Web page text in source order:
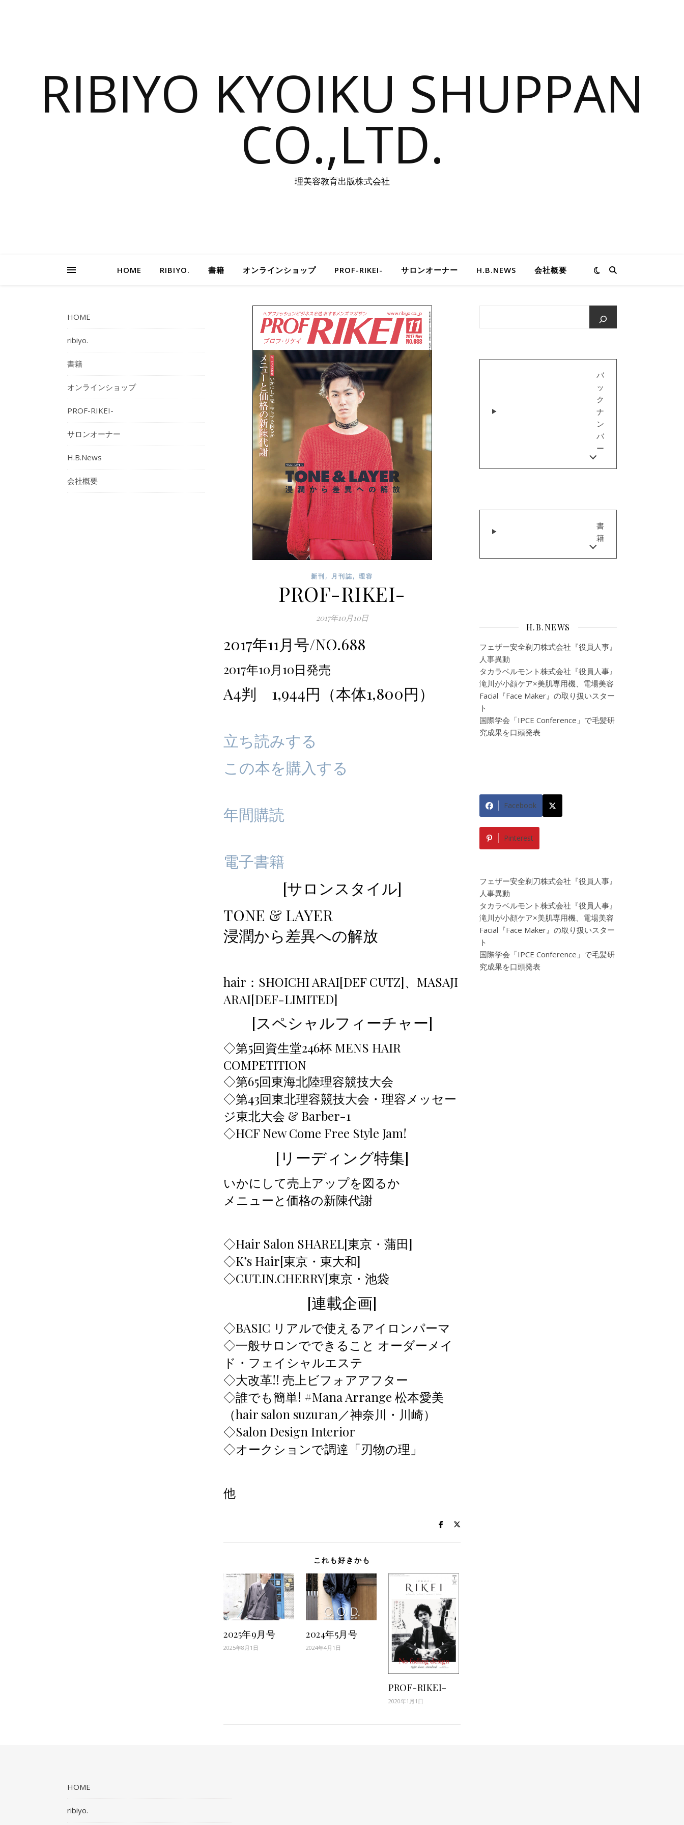
RIBIYO KYOIKU SHUPPAN
CO.,LTD.
理美容教育出版株式会社
HOME RIBIYO. 書籍 オンラインショップ PROF-RIKEI- サロンオーナー H.B.NEWS 会社概要
HOME
ribiyo.
書籍
オンラインショップ
PROF-RIKEI-
サロンオーナー
H.B.News
会社概要
新刊, 月刊誌, 理容
PROF-RIKEI-
2017年10月10日
2017年11月号/NO.688
2017年10月10日発売
A4判 1,944円（本体1,800円）
立ち読みする
この本を購入する
年間購読
電子書籍
[サロンスタイル]
TONE & LAYER
浸潤から差異への解放
hair：SHOICHI ARAI[DEF CUTZ]、MASAJI
ARAI[DEF-LIMITED]
[スペシャルフィーチャー]
◇第5回資生堂246杯 MENS HAIR
COMPETITION
◇第65回東海北陸理容競技大会
◇第43回東北理容競技大会・理容メッセー
ジ東北大会 & Barber-1
◇HCF New Come Free Style Jam!
[リーディング特集]
いかにして売上アップを図るか
メニューと価格の新陳代謝
◇Hair Salon SHAREL[東京・蒲田]
◇K’s Hair[東京・東大和]
◇CUT.IN.CHERRY[東京・池袋
[連載企画]
◇BASIC リアルで使えるアイロンパーマ
◇一般サロンでできること オーダーメイ
ド・フェイシャルエステ
◇大改革!! 売上ビフォアアフター
◇誰でも簡単! #Mana Arrange 松本愛美
（hair salon suzuran／神奈川・川崎）
◇Salon Design Interior
◇オークションで調達「刃物の理」
他
これも好きかも
2025年9月号
2025年8月1日
2024年5月号
2024年4月1日
PROF-RIKEI-
2020年1月1日
バ
ッ
ク
ナ
ン
バ
ー
書
籍
H.B.NEWS
フェザー安全剃刀株式会社『役員人事』
人事異動
タカラベルモント株式会社『役員人事』
滝川が小顔ケア×美肌専用機、電場美容
Facial『Face Maker』の取り扱いスター
ト
国際学会「IPCE Conference」で毛髪研
究成果を口頭発表
Facebook
Pinterest
フェザー安全剃刀株式会社『役員人事』
人事異動
タカラベルモント株式会社『役員人事』
滝川が小顔ケア×美肌専用機、電場美容
Facial『Face Maker』の取り扱いスター
ト
国際学会「IPCE Conference」で毛髪研
究成果を口頭発表
HOME
ribiyo.